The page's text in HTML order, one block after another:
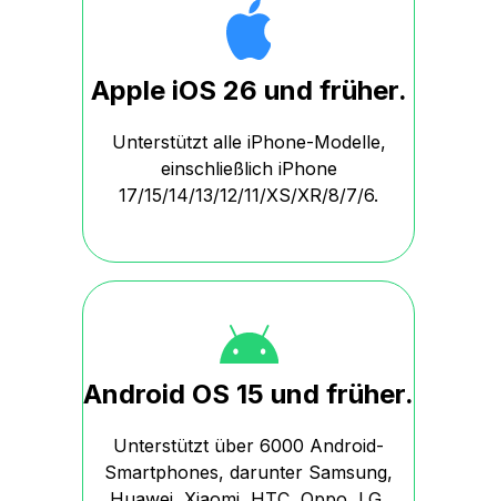
Apple iOS 26 und früher.
Unterstützt alle iPhone-Modelle,
einschließlich iPhone
17/15/14/13/12/11/XS/XR/8/7/6.
Android OS 15 und früher.
Unterstützt über 6000 Android-
Smartphones, darunter Samsung,